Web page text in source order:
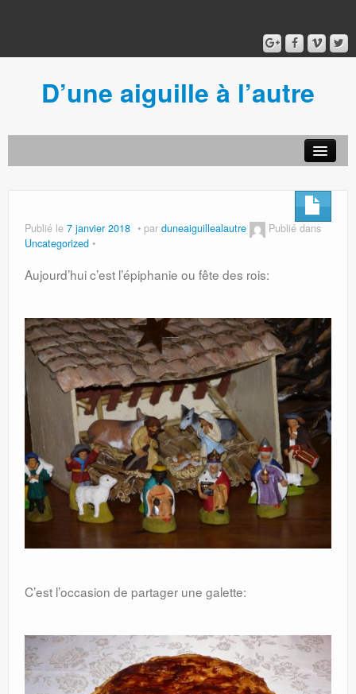
D’une aiguille à l’autre
Publié le 7 janvier 2018 par duneaiguillealautre
Publié dans
Uncategorized
Aujourd’hui c’est l’épiphanie ou fête des rois:
C’est l’occasion de partager une galette: